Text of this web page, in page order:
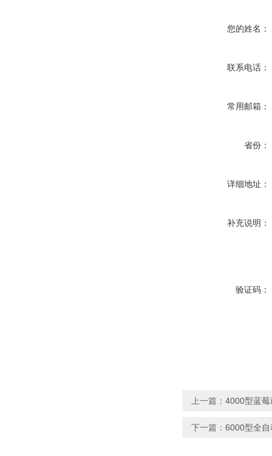
您的姓名：
联系电话：
常用邮箱：
省份：
详细地址：
补充说明：
验证码：
上一篇： 4000型蓝
下一篇： 6000型全